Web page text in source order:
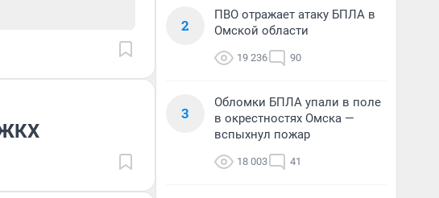
ЖКХ
2
ПВО отражает атаку БПЛА в
Омской области
19 236 90
3
Обломки БПЛА упали в поле
в окрестностях Омска —
вспыхнул пожар
18 003 41